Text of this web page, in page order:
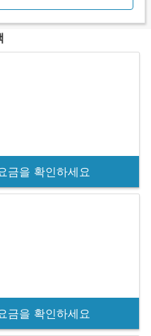
금을 확인하세요
금을 확인하세요